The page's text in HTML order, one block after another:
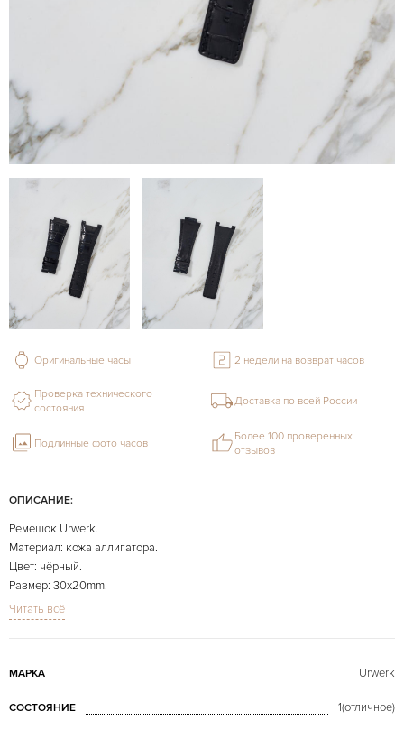
ОПИСАНИЕ:
Ремешок Urwerk.
Материал: кожа аллигатора.
Цвет: чёрный.
Размер: 30х20mm.
Длина: 115x85mm.
На фото представлено конкретно продаваемое изделие.
Читать всё
МАРКА Urwerk
СОСТОЯНИЕ 1(отличное)
Оригинальные часы 2 недели на возврат часов
Проверка технического
состояния
Доставка по всей России
Подлинные фото часов
Более 100 проверенных
отзывов